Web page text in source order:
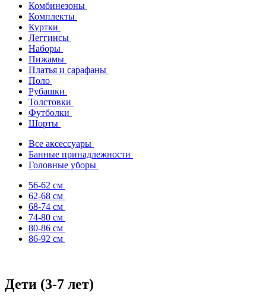
Комбинезоны
Комплекты
Куртки
Леггинсы
Наборы
Пижамы
Платья и сарафаны
Поло
Рубашки
Толстовки
Футболки
Шорты
Все аксессуары
Банные принадлежности
Головные уборы
56-62 см
62-68 см
68-74 см
74-80 см
80-86 см
86-92 см
Дети (3-7 лет)